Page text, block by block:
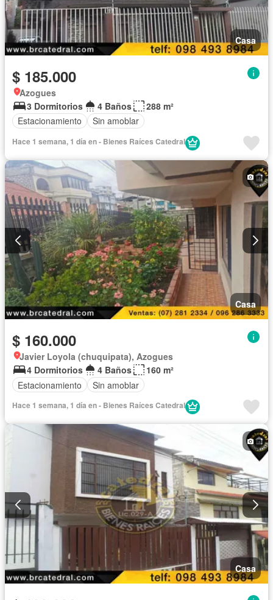
Casa
$ 185.000
Azogues
3 Dormitorios
4 Baños
288 m²
Estacionamiento
Sin amoblar
Hace 1 semana, 1 día en - Bienes Raíces Catedral
Casa
$ 160.000
Javier Loyola (chuquipata), Azogues
4 Dormitorios
4 Baños
160 m²
Estacionamiento
Sin amoblar
Hace 1 semana, 1 día en - Bienes Raíces Catedral
Casa